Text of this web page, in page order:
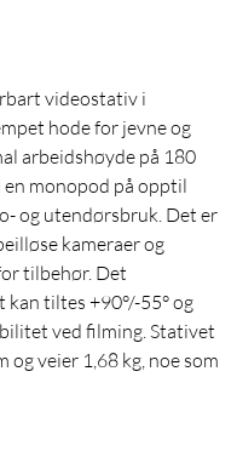
videostativ i
hode for jevne og
arbeidshøyde på 180
monopod på opptil
og utendørsbruk. Det er
kameraer og
tilbehør. Det
tiltes +90°/-55° og
ved filming. Stativet
og veier 1,68 kg, noe som